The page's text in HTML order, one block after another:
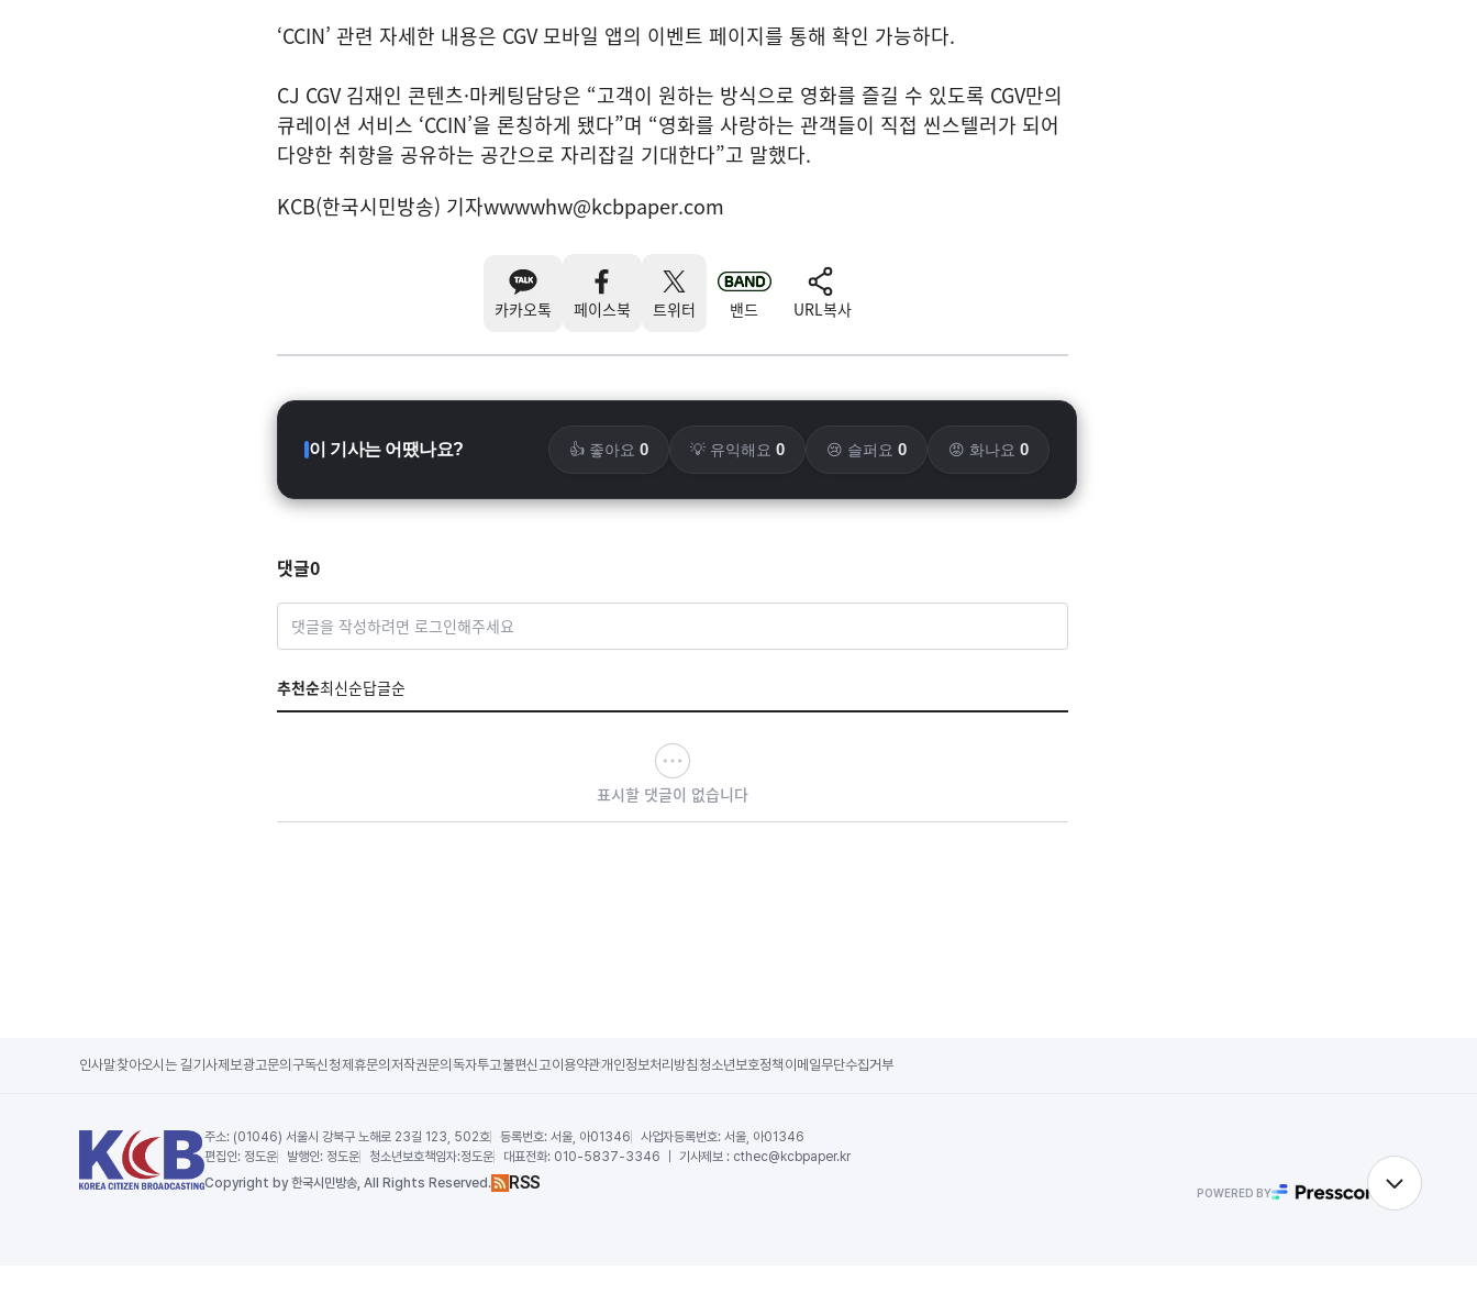
‘CCIN’ 관련 자세한 내용은 CGV 모바일 앱의 이벤트 페이지를 통해 확인 가능하다.
CJ CGV 김재인 콘텐츠·마케팅담당은 “고객이 원하는 방식으로 영화를 즐길 수 있도록 CGV만의
큐레이션 서비스 ‘CCIN’을 론칭하게 됐다”며 “영화를 사랑하는 관객들이 직접 씬스텔러가 되어
다양한 취향을 공유하는 공간으로 자리잡길 기대한다”고 말했다.
KCB(한국시민방송) 기자wwwwhw@kcbpaper.com
카카오톡 페이스북 트위터 밴드 URL복사
이 기사는 어땠나요? 👍 좋아요 0 💡 유익해요 0 😢 슬퍼요 0 😡 화나요 0
댓글0
댓글을 작성하려면 로그인해주세요
추천순최신순답글순
표시할 댓글이 없습니다
인사말찾아오시는 길기사제보광고문의 구독신청제휴문의 저작권문의 독자투고불편신고이용약관개인정보처리방침 청소년보호정책 이메일무단수집거부
주소: (01046) 서울시 강북구 노해로 23길 123, 502호 등록번호: 서울, 아01346 사업자등록번호: 서울, 아01346
편집인: 정도운 발행인: 정도운 청소년보호책임자:정도운 대표전화: 010-5837-3346 ｜ 기사제보 : cthec@kcbpaper.kr
Copyright by 한국시민방송, All Rights Reserved. RSS POWERED BY